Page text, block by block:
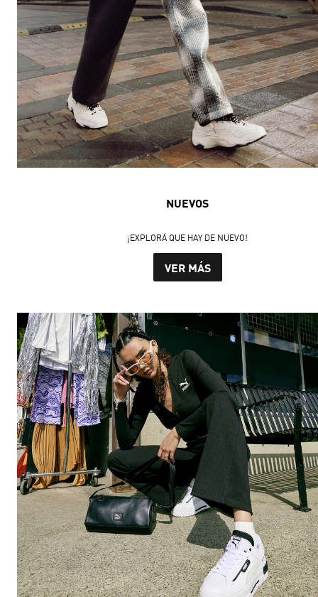
NUEVOS
¡EXPLORÁ QUE HAY DE NUEVO!
VER MÁS